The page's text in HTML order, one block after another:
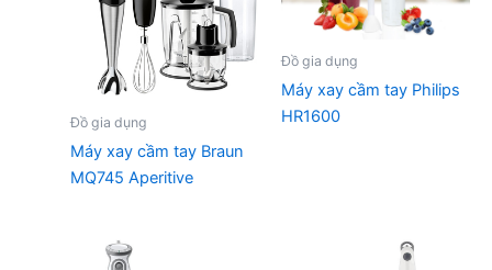
Đồ gia dụng
Máy xay cầm tay Braun
MQ745 Aperitive
Đồ gia dụng
Máy xay cầm tay Philips
HR1600